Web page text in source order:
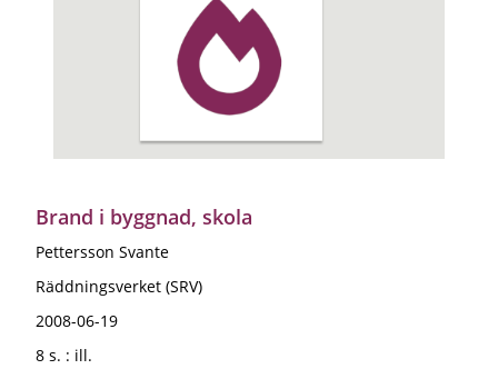
Brand i byggnad, skola
Pettersson Svante
Räddningsverket (SRV)
2008-06-19
8 s. : ill.